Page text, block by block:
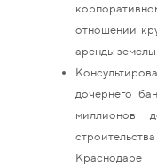
отношении
аренды
дочернего
миллионов
Краснодаре